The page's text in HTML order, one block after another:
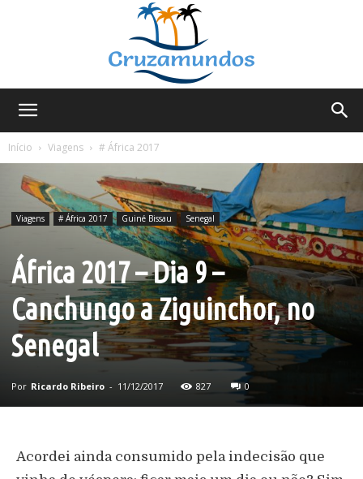
Início
Viagens # África 2017
Viagens # África 2017 Guiné Bissau Senegal
África 2017 – Dia 9 –
Canchungo a Ziguinchor, no
Senegal
Por Ricardo Ribeiro - 11/12/2017 827 0
Acordei ainda consumido pela indecisão que